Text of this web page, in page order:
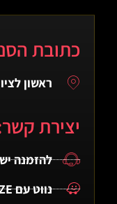
כתובת
ראשון
יצירת
להזמנה
נווט עם WAZE לסניף